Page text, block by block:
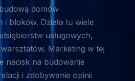
domów
i bloków. Działa tu wiele
usługowych,
Marketing w tej
nacisk na budowanie
i zdobywanie opinii